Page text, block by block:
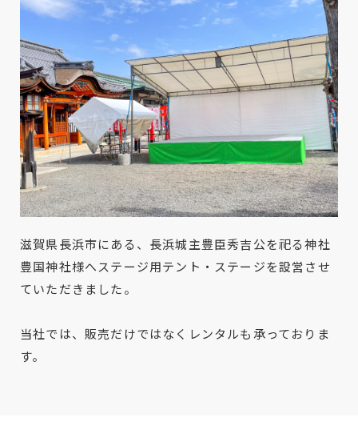
滋賀県長浜市にある、長浜城主豊臣秀吉公を祀る神社
豊国神社様へステージ用テント・ステージを設営させ
ていただきました。
当社では、販売だけではなくレンタルも承っておりま
す。